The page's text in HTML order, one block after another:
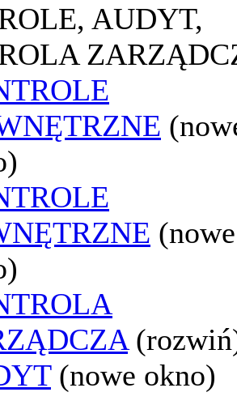
AUDYT,
(nowe
(nowe okno)